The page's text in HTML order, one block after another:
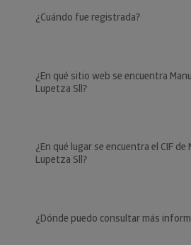
¿Cuándo fue registrada?
¿En qué sitio web se encuentra
Lupetza Sll?
¿En qué lugar se encuentra el CIF
Lupetza Sll?
¿Dónde puedo consultar más